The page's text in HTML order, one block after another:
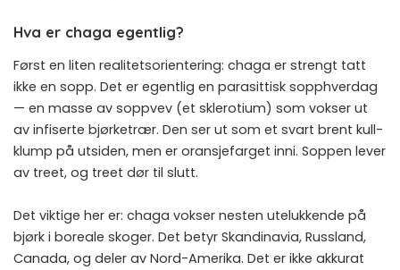
Hva er chaga egentlig?
Først en liten realitetsorientering: chaga er strengt tatt
ikke en sopp. Det er egentlig en parasittisk sopphverdag
— en masse av soppvev (et sklerotium) som vokser ut
av infiserte bjørketrær. Den ser ut som et svart brent kull-
klump på utsiden, men er oransjefarget inni. Soppen lever
av treet, og treet dør til slutt.
Det viktige her er: chaga vokser nesten utelukkende på
bjørk i boreale skoger. Det betyr Skandinavia, Russland,
Canada, og deler av Nord-Amerika. Det er ikke akkurat